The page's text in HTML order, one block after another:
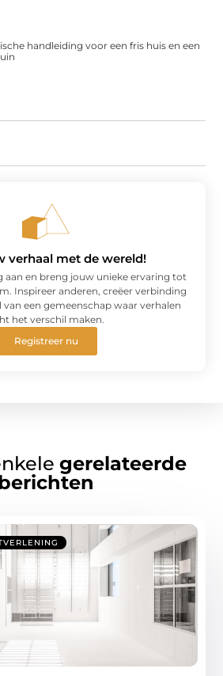
handleiding voor een fris huis en een
verhaal met de wereld!
aan en breng jouw unieke ervaring tot
Inspireer anderen, creëer verbinding
een gemeenschap waar verhalen
het verschil maken.
Registreer nu
gerelateerde